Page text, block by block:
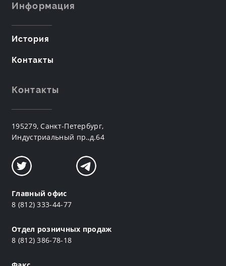
Информация
История
Контакты
Контакты
195279, Санкт-Петербург,
Индустриальный пр.,д.64
Главный офис
8 (812) 333-44-77
Отдел розничных продаж
8 (812) 386-78-18